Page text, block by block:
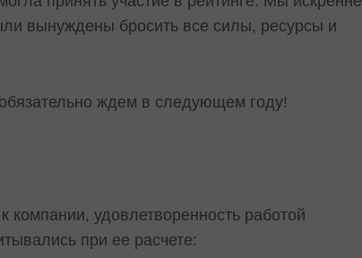
вынуждены бросить все силы, ресурсы и
ждем в следующем году!
компании, удовлетворенность работой
при ее расчете: